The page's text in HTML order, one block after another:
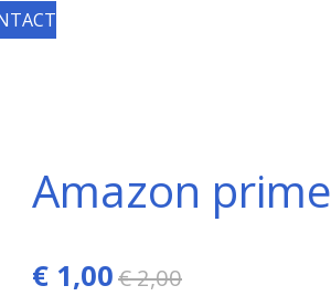
Amazon prime
€ 1,00€ 2,00